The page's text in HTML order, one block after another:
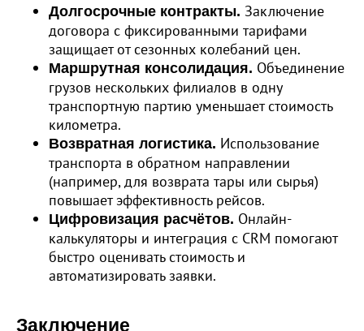
Долгосрочные контракты. Заключение
договора с фиксированными тарифами
защищает от сезонных колебаний цен.
Маршрутная консолидация. Объединение
грузов нескольких филиалов в одну
транспортную партию уменьшает стоимость
километра.
Возвратная логистика. Использование
транспорта в обратном направлении
(например, для возврата тары или сырья)
повышает эффективность рейсов.
Цифровизация расчётов. Онлайн-
калькуляторы и интеграция с CRM помогают
быстро оценивать стоимость и
автоматизировать заявки.
Заключение